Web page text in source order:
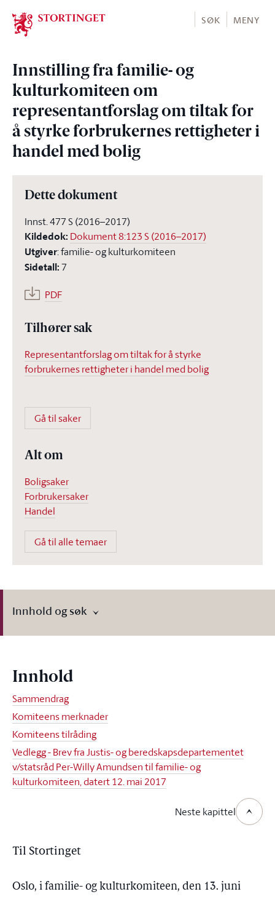
Stortinget.no
SØK MENY
Innstilling fra familie- og
kulturkomiteen om
representantforslag om tiltak for
å styrke forbrukernes rettigheter i
handel med bolig
Dette dokument
Innst. 477 S (2016–2017)
Kildedok: Dokument 8:123 S (2016–2017)
Utgiver:familie- og kulturkomiteen
Sidetall:7
PDF
Tilhører sak
Representantforslag om tiltak for å styrke
forbrukernes rettigheter i handel med bolig
Gå til saker
Alt om
Boligsaker
Forbrukersaker
Handel
Gå til alle temaer
Innhold og søk
Innhold
Sammendrag
Komiteens merknader
Komiteens tilråding
Vedlegg - Brev fra Justis- og beredskapsdepartementet
v/statsråd Per-Willy Amundsen til familie- og
kulturkomiteen, datert 12. mai 2017
Neste kapittel
Til Stortinget
Oslo, i familie- og kulturkomiteen, den 13. juni